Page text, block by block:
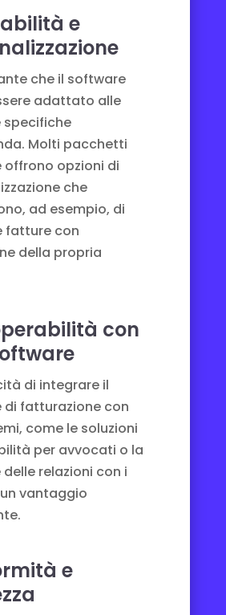
e
che il software
adattato alle
specifiche
Molti pacchetti
offrono opzioni di
che
ad esempio, di
fatture con
della propria
con
di integrare il
di fatturazione con
come le soluzioni
per avvocati o la
relazioni con i
vantaggio
e